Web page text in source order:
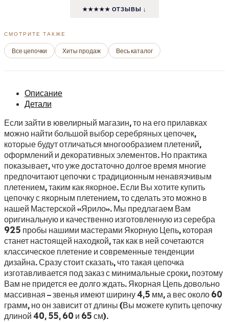
★★★★★ ОТЗЫВЫ ↓
СМОТРИТЕ ТАКЖЕ
Все цепочки Хиты продаж Весь каталог
Описание
Детали
Если зайти в ювелирный магазин, то на его прилавках
можно найти большой выбор серебряных цепочек,
которые будут отличаться многообразием плетений,
оформлений и декоративных элементов. Но практика
показывает, что уже достаточно долгое время многие
предпочитают цепочки с традиционным ненавязчивым
плетением, таким как якорное. Если Вы хотите купить
цепочку с якорным плетением, то сделать это можно в
нашей Мастерской «Ярило». Мы предлагаем Вам
оригинальную и качественно изготовленную из серебра
925 пробы нашими мастерами Якорную Цепь, которая
станет настоящей находкой, так как в ней сочетаются
классическое плетение и современные тенденции
дизайна. Сразу стоит сказать, что такая цепочка
изготавливается под заказ с минимальные сроки, поэтому
Вам не придется ее долго ждать. Якорная Цепь довольно
массивная – звенья имеют ширину 4,5 мм, а вес около 60
грамм, но он зависит от длины (Вы можете купить цепочку
длиной 40, 55, 60 и 65 см).